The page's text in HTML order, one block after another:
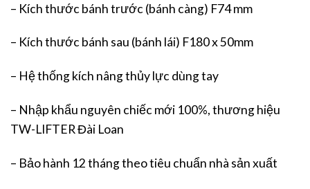
– Kích thước bánh trước (bánh càng) F74 mm
– Kích thước bánh sau (bánh lái) F180 x 50mm
– Hệ thống kích nâng thủy lực dùng tay
– Nhập khẩu nguyên chiếc mới 100%, thương hiệu
TW-LIFTER Đài Loan
– Bảo hành 12 tháng theo tiêu chuẩn nhà sản xuất